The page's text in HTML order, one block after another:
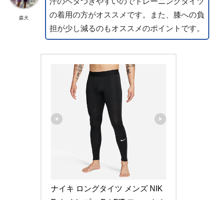
森犬
の着用の方がオススメです。また、膝への負
担が少し減るのもオススメのポイントです。
ナイキ ロングタイツ メンズ NIK